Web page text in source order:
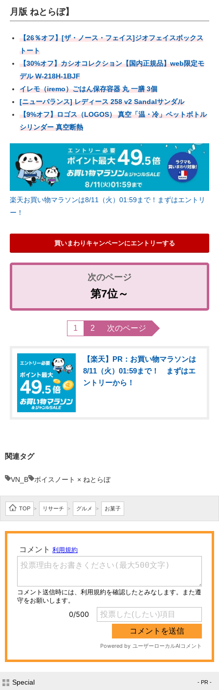
月版 ねとらぼ】
【26％オフ】[ザ・ノース・フェイス]ジオフェイスボックス
トート
【30%オフ】カシオコレクション【国内正規品】web限定モ
デル W-218H-1BJF
イレモ（iremo）ごはん保存容器 丸 一膳 3個
[ニューバランス] レディース 258 v2 Sandalサンダル
【9%オフ】ロゴス（LOGOS） 真空「温・冷」ペットボトル
シリンダー 真空断熱
楽天お買い物マラソンは8/11（火）01:59まで！まずはエントリ
ー！
買いまわりキャンペーンにエントリーする
第7位～
1 2 次のページ
【楽天】PR：お買い物マラソンは
8/11（火）01:59まで！ まずはエ
ントリーから！
関連タグ
VN_B ボイスノート × ねとらぼ
TOP > リサーチ > グルメ > お菓子
Special - PR -